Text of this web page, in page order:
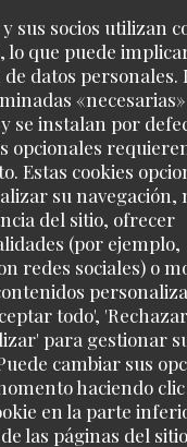
sus socios utilizan
lo que puede
datos personales.
se instalan por
opcionales
Estas cookies
su navegación,
del sitio, ofrecer
(por ejemplo,
redes sociales) o
todo',
para gestionar
cambiar sus
haciendo
en la parte
las páginas del
CALIDAD
from the
the table for
desert, nobody
Other than
as well